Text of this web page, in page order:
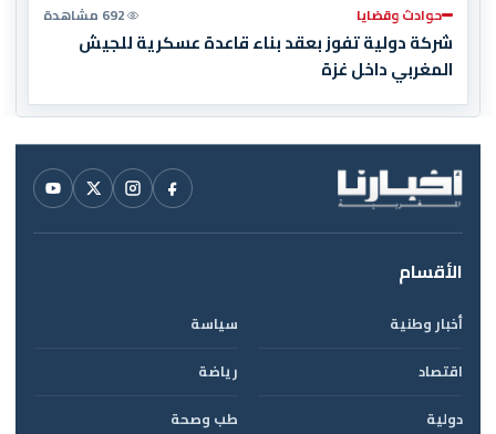
حوادث وقضايا 692 مشاهدة
شركة دولية تفوز بعقد بناء قاعدة عسكرية للجيش
المغربي داخل غزة
الأقسام
أخبار وطنية
سياسة
اقتصاد
رياضة
دولية
طب وصحة